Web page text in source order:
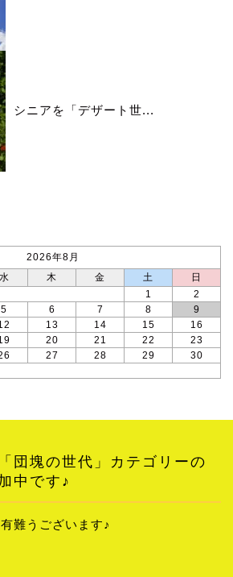
シニアを「デザート世...
2026年8月
水 木 金 土
日
1
2
5 6 7 8
9
13 14 15
16
20 21 22
23
27 28 29
30
団塊の世代」カテゴリーの
中です♪
難うございます♪